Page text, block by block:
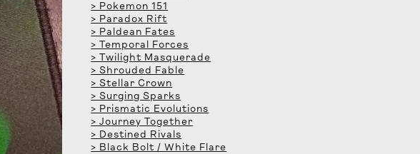
> Pokemon 151
> Paradox Rift
> Paldean Fates
> Temporal Forces
> Twilight Masquerade
> Shrouded Fable
> Stellar Crown
> Surging Sparks
> Prismatic Evolutions
> Journey Together
> Destined Rivals
> Black Bolt / White Flare